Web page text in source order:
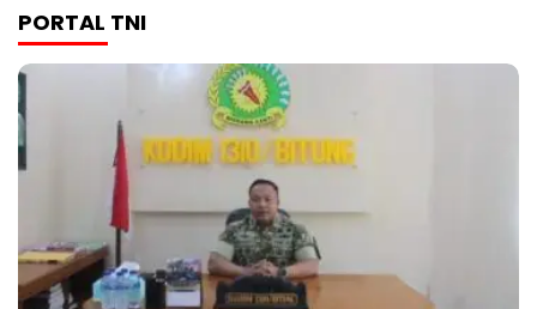
PORTAL TNI